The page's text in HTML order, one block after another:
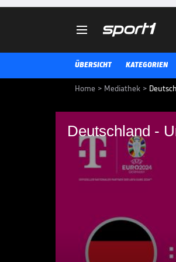

ÜBERSICHT KATEGORIEN
Home > Mediathek >
Deutschland -
Deutschland -